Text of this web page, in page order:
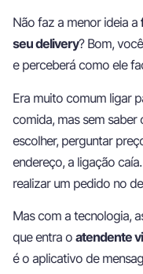
Não faz a menor ideia a
seu delivery? Bom,
e perceberá como ele
Era muito comum ligar
comida, mas sem saber
escolher, perguntar
endereço, a ligação
realizar um pedido no
Mas com a tecnologia,
que entra o atendente
é o aplicativo de